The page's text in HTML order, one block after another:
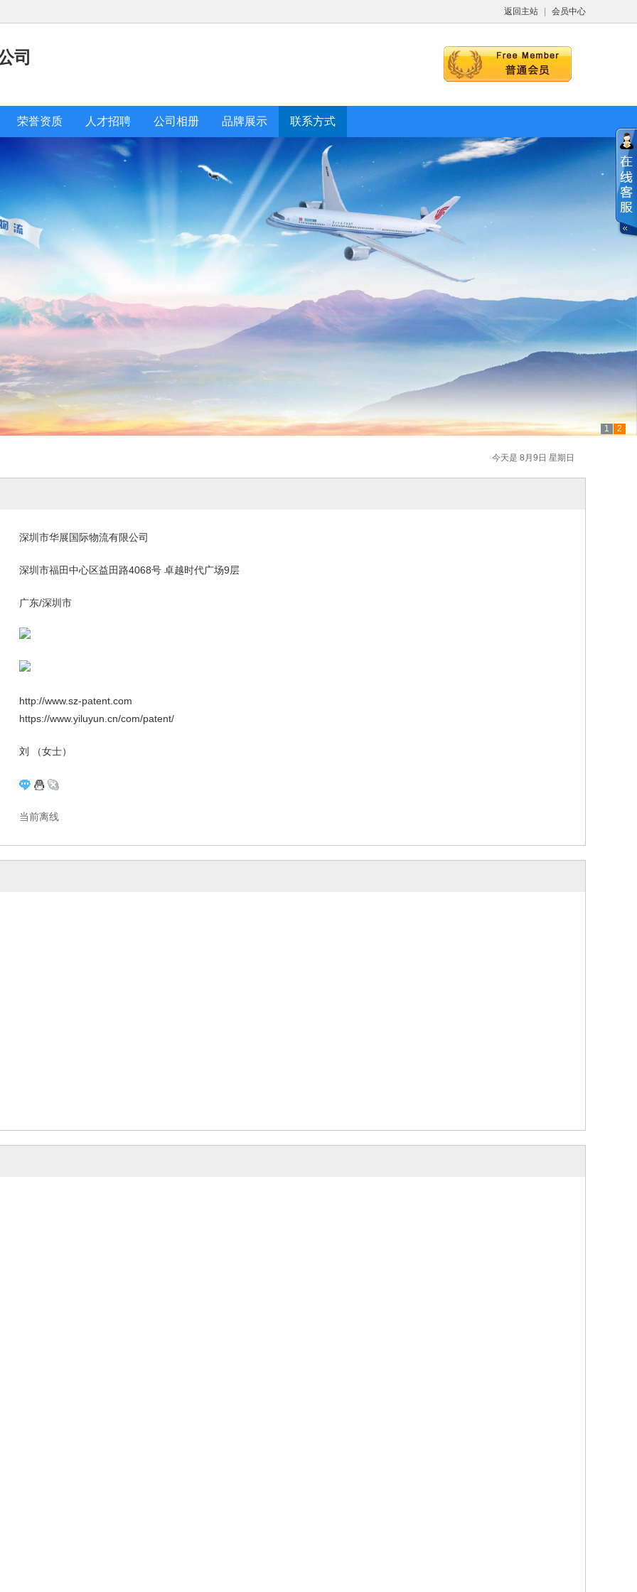
返回主站 会员中心
司
荣誉资质 人才招聘 公司相册 品牌展示 联系方式
1 2
今天是 8月9日 星期日
深圳市华展国际物流有限公司
深圳市福田中心区益田路4068号 卓越时代广场9层
广东/深圳市
http://www.sz-patent.com
https://www.yiluyun.cn/com/patent/
刘 （女士）
当前离线